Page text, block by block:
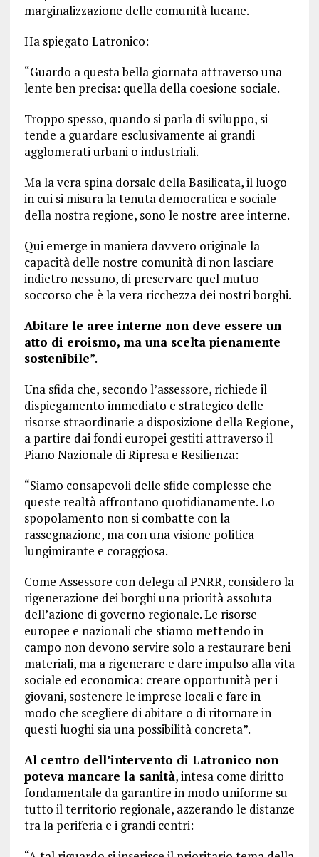
marginalizzazione delle comunità lucane.
Ha spiegato Latronico:
“Guardo a questa bella giornata attraverso una
lente ben precisa: quella della coesione sociale.
Troppo spesso, quando si parla di sviluppo, si
tende a guardare esclusivamente ai grandi
agglomerati urbani o industriali.
Ma la vera spina dorsale della Basilicata, il luogo
in cui si misura la tenuta democratica e sociale
della nostra regione, sono le nostre aree interne.
Qui emerge in maniera davvero originale la
capacità delle nostre comunità di non lasciare
indietro nessuno, di preservare quel mutuo
soccorso che è la vera ricchezza dei nostri borghi.
Abitare le aree interne non deve essere un
atto di eroismo, ma una scelta pienamente
sostenibile”.
Una sfida che, secondo l’assessore, richiede il
dispiegamento immediato e strategico delle
risorse straordinarie a disposizione della Regione,
a partire dai fondi europei gestiti attraverso il
Piano Nazionale di Ripresa e Resilienza:
“Siamo consapevoli delle sfide complesse che
queste realtà affrontano quotidianamente. Lo
spopolamento non si combatte con la
rassegnazione, ma con una visione politica
lungimirante e coraggiosa.
Come Assessore con delega al PNRR, considero la
rigenerazione dei borghi una priorità assoluta
dell’azione di governo regionale. Le risorse
europee e nazionali che stiamo mettendo in
campo non devono servire solo a restaurare beni
materiali, ma a rigenerare e dare impulso alla vita
sociale ed economica: creare opportunità per i
giovani, sostenere le imprese locali e fare in
modo che scegliere di abitare o di ritornare in
questi luoghi sia una possibilità concreta”.
Al centro dell’intervento di Latronico non
poteva mancare la sanità, intesa come diritto
fondamentale da garantire in modo uniforme su
tutto il territorio regionale, azzerando le distanze
tra la periferia e i grandi centri: